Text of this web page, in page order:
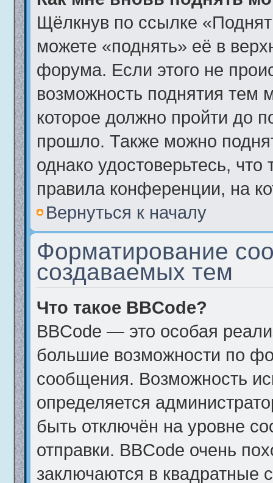
Щёлкнув по ссылке
можете «поднять» её в
форума. Если этого не
возможность поднятия тем
которое должно пройти до
прошло. Также можно
однако удостоверьтесь,
правила конференции, на
Вернуться к началу
Форматирование
создаваемых тем
Что такое BBCode?
BBCode — это особая
большие возможности по
сообщения. Возможность
определяется
быть отключён на уровне
отправки. BBCode очень
заключаются в квадратные